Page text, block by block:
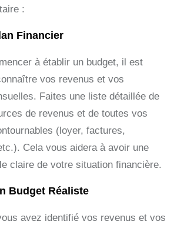
:
Financier
à établir un budget, il est
vos revenus et vos
Faites une liste détaillée de
de revenus et de toutes vos
(loyer, factures,
Cela vous aidera à avoir une
claire de votre situation financière.
Budget Réaliste
avez identifié vos revenus et vos